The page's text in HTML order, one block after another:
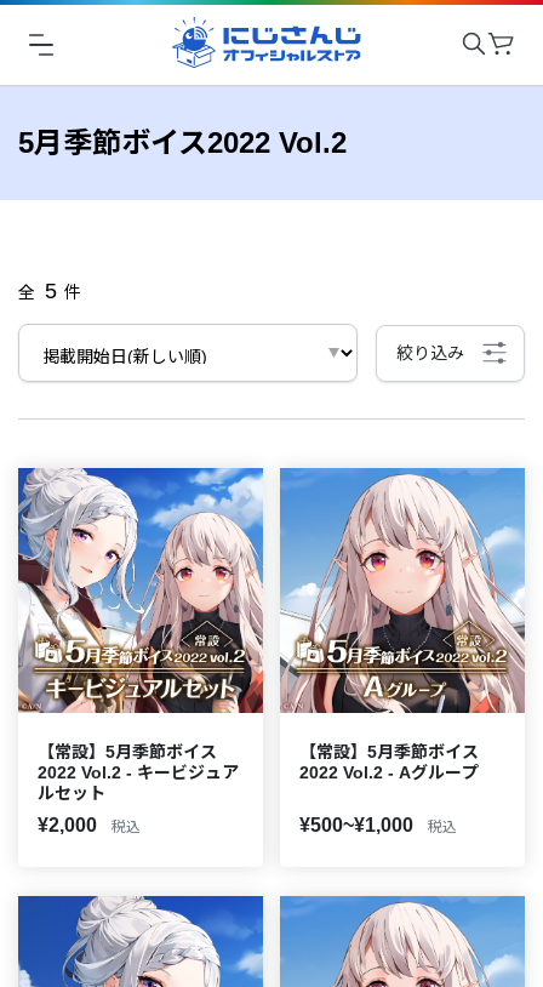
5月季節ボイス2022 Vol.2
全 5 件
絞り込み
【常設】5月季節ボイス
2022 Vol.2 - キービジュア
ルセット
¥2,000 税込
【常設】5月季節ボイス
2022 Vol.2 - Aグループ
¥500~¥1,000 税込